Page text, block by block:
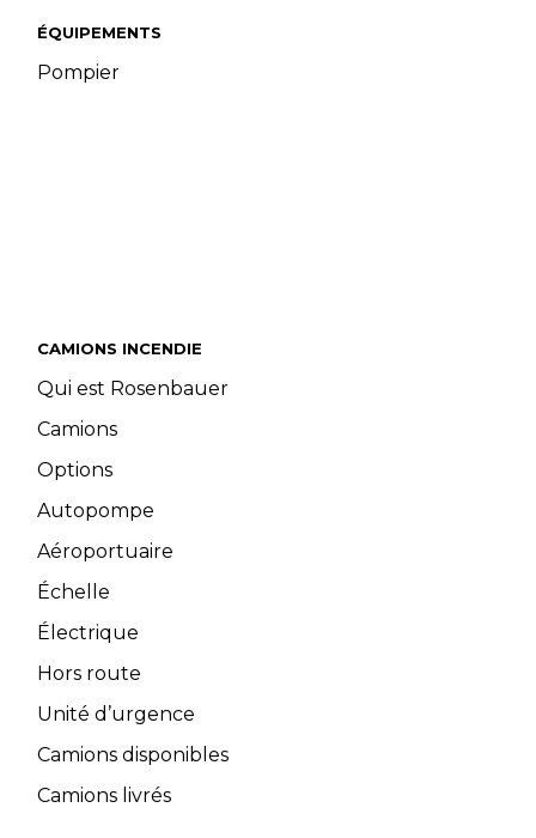
ÉQUIPEMENTS
Pompier
CAMIONS INCENDIE
Qui est Rosenbauer
Camions
Options
Autopompe
Aéroportuaire
Échelle
Électrique
Hors route
Unité d’urgence
Camions disponibles
Camions livrés